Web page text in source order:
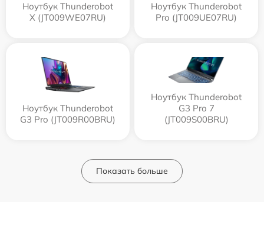
Ноутбук Thunderobot
X (JT009WE07RU)
Ноутбук Thunderobot
Pro (JT009UE07RU)
Ноутбук Thunderobot
G3 Pro (JT009R00BRU)
Ноутбук Thunderobot
G3 Pro 7
(JT009S00BRU)
Показать больше